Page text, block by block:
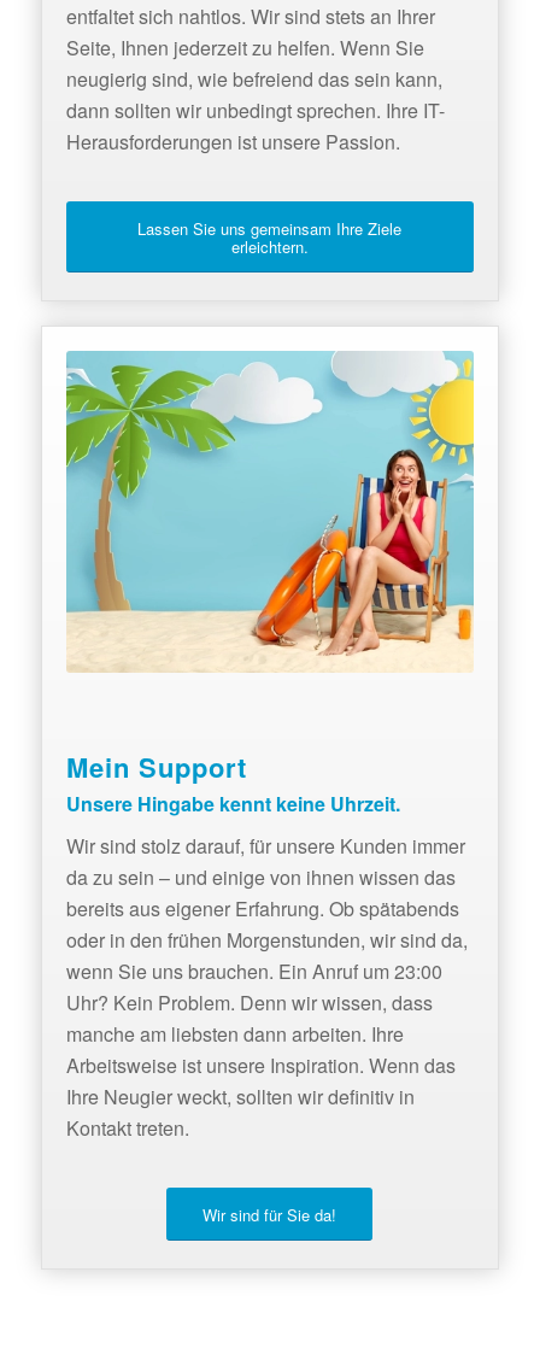
entfaltet sich nahtlos. Wir sind stets an Ihrer
Seite, Ihnen jederzeit zu helfen. Wenn Sie
neugierig sind, wie befreiend das sein kann,
dann sollten wir unbedingt sprechen. Ihre IT-
Herausforderungen ist unsere Passion.
Lassen Sie uns gemeinsam Ihre Ziele
erleichtern.
Mein Support
Unsere Hingabe kennt keine Uhrzeit.
Wir sind stolz darauf, für unsere Kunden immer
da zu sein – und einige von ihnen wissen das
bereits aus eigener Erfahrung. Ob spätabends
oder in den frühen Morgenstunden, wir sind da,
wenn Sie uns brauchen. Ein Anruf um 23:00
Uhr? Kein Problem. Denn wir wissen, dass
manche am liebsten dann arbeiten. Ihre
Arbeitsweise ist unsere Inspiration. Wenn das
Ihre Neugier weckt, sollten wir definitiv in
Kontakt treten.
Wir sind für Sie da!